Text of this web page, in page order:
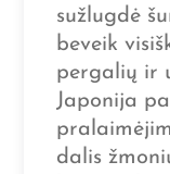
sužlugdė
beveik
pergalių ir
Japonija
dalis